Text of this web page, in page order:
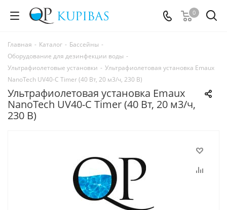
0
Главная - Каталог - Бассейны -
Оборудование для дезинфекции воды -
Ультрафиолетовые установки - Ультрафиолетовая установка Emaux
NanoTech UV40-C Timer (40 Вт, 20 м3/ч, 230 В)
Ультрафиолетовая установка Emaux
NanoTech UV40-C Timer (40 Вт, 20 м3/ч,
230 В)